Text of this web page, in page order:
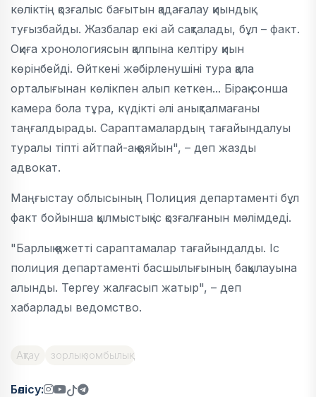
көліктің қозғалыс бағытын қадағалау қиындық
туғызбайды. Жазбалар екі ай сақталады, бұл – факт.
Оқиға хронологиясын қалпына келтіру қиын
көрінбейді. Өйткені жәбірленушіні тура қала
орталығынан көлікпен алып кеткен... Бірақ сонша
камера бола тұра, күдікті әлі анықталмағаны
таңғалдырады. Сараптамалардың тағайындалуы
туралы тіпті айтпай-ақ қояйын", – деп жазды
адвокат.
Маңғыстау облысының Полиция департаменті бұл
факт бойынша қылмыстық іс қозғалғанын мәлімдеді.
"Барлық қажетті сараптамалар тағайындалды. Іс
полиция департаменті басшылығының бақылауына
алынды. Тергеу жалғасып жатыр", – деп
хабарлады ведомство.
Ақтау зорлық зомбылық
Бөлісу: